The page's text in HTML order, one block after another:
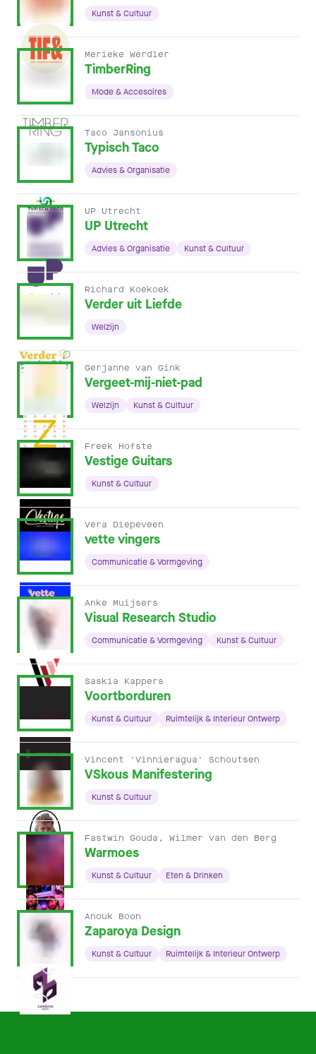
Kunst & Cultuur
Merieke Werdler
TimberRing
Mode & Accesoires
Taco Jansonius
Typisch Taco
Advies & Organisatie
UP Utrecht
UP Utrecht
Advies & Organisatie Kunst & Cultuur
Richard Koekoek
Verder uit Liefde
Welzijn
Gerjanne van Gink
Vergeet-mij-niet-pad
Welzijn Kunst & Cultuur
Freek Hofste
Vestige Guitars
Kunst & Cultuur
Vera Diepeveen
vette vingers
Communicatie & Vormgeving
Anke Muijsers
Visual Research Studio
Communicatie & Vormgeving Kunst & Cultuur
Saskia Kappers
Voortborduren
Kunst & Cultuur Ruimtelijk & Interieur Ontwerp
Vincent 'Vinnieragua' Schoutsen
VSkous Manifestering
Kunst & Cultuur
Fastwin Gouda, Wilmer van den Berg
Warmoes
Kunst & Cultuur Eten & Drinken
Anouk Boon
Zaparoya Design
Kunst & Cultuur Ruimtelijk & Interieur Ontwerp